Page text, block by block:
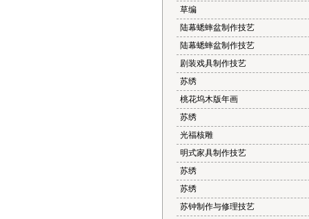
草编
陆幕蟋蟀盆制作技艺
陆幕蟋蟀盆制作技艺
剧装戏具制作技艺
苏绣
桃花坞木版年画
苏绣
光福核雕
明式家具制作技艺
苏绣
苏绣
苏钟制作与修理技艺